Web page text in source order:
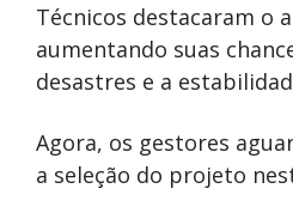
Técnicos destacaram o
aumentando suas
desastres e a
Agora, os gestores
a seleção do projeto